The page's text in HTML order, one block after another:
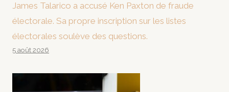
James Talarico a accusé Ken Paxton de fraude
électorale. Sa propre inscription sur les listes
électorales soulève des questions.
5 août 2026